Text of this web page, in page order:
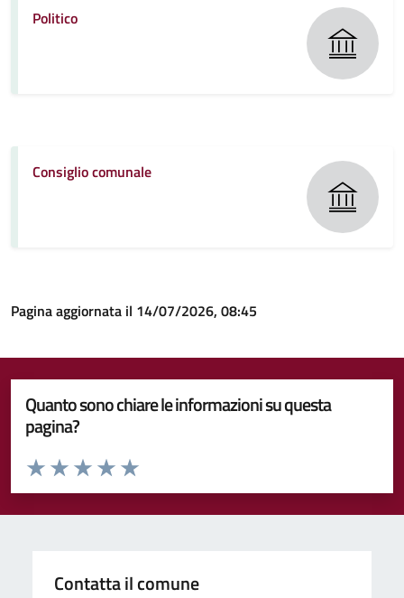
Politico
Consiglio comunale
Pagina aggiornata il 14/07/2026, 08:45
Quanto sono chiare le informazioni su questa
pagina?
Valuta da 1 a 5 stelle la pagina
Valuta 5 stelle su 5
Valuta 4 stelle su 5
Valuta 3 stelle su 5
Valuta 2 stelle su 5
Valuta 1 stelle su 5
Contatta il comune